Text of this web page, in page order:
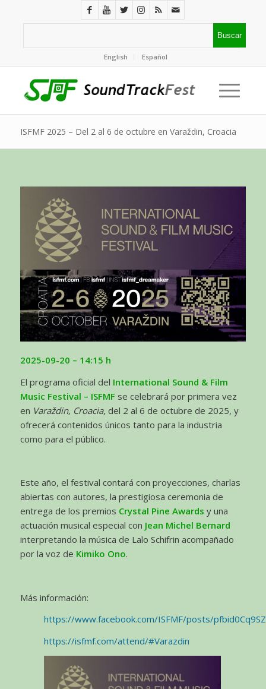
English Español
ISFMF 2025 – Del 2 al 6 de octubre en Varaždin, Croacia
2025-09-20 – 14:15 h
El programa oficial del International Sound & Film
Music Festival – ISFMF se celebrará por primera vez
en Varaždin, Croacia, del 2 al 6 de octubre de 2025, y
ofrecerá contenidos únicos tanto para la industria
como para el público.
Este año, el festival contará con proyecciones, charlas
abiertas con autores, la prestigiosa ceremonia de
entrega de los premios Crystal Pine Awards y una
actuación musical especial con Jean Michel Bernard
interpretando la música de Lalo Schifrin acompañado
por la voz de Kimiko Ono.
Más información:
https://www.facebook.com/ISFMF/posts/
https://isfmf.com/attend/#Varazdin